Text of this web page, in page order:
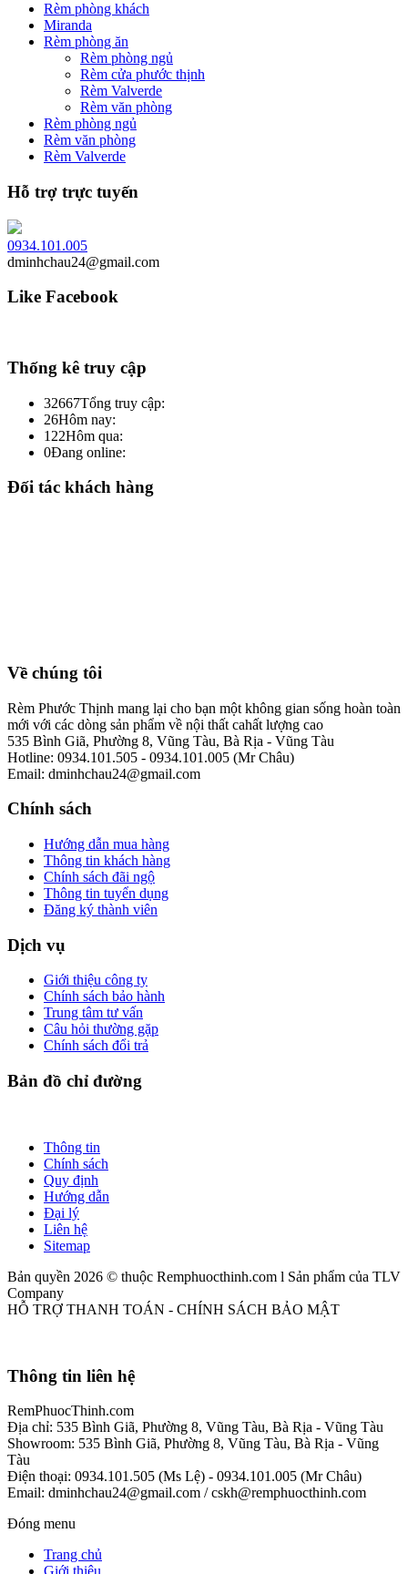
Rèm phòng khách
Miranda
Rèm phòng ăn
Rèm phòng ngủ
Rèm cửa phước thịnh
Rèm Valverde
Rèm văn phòng
Rèm phòng ngủ
Rèm văn phòng
Rèm Valverde
Hỗ trợ trực tuyến
0934.101.005
dminhchau24@gmail.com
Like Facebook
Thống kê truy cập
32667Tổng truy cập:
26Hôm nay:
122Hôm qua:
0Đang online:
Đối tác khách hàng
Về chúng tôi
Rèm Phước Thịnh mang lại cho bạn một không gian sống hoàn toàn
mới với các dòng sản phẩm về nội thất cahất lượng cao
535 Bình Giã, Phường 8, Vũng Tàu, Bà Rịa - Vũng Tàu
Hotline: 0934.101.505 - 0934.101.005 (Mr Châu)
Email: dminhchau24@gmail.com
Chính sách
Hướng dẫn mua hàng
Thông tin khách hàng
Chính sách đãi ngộ
Thông tin tuyển dụng
Đăng ký thành viên
Dịch vụ
Giới thiệu công ty
Chính sách bảo hành
Trung tâm tư vấn
Câu hỏi thường gặp
Chính sách đổi trả
Bản đồ chỉ đường
Thông tin
Chính sách
Quy định
Hướng dẫn
Đại lý
Liên hệ
Sitemap
Bản quyền 2026 © thuộc Remphuocthinh.com l Sản phẩm của TLV
Company
HỖ TRỢ THANH TOÁN - CHÍNH SÁCH BẢO MẬT
Thông tin liên hệ
RemPhuocThinh.com
Địa chỉ: 535 Bình Giã, Phường 8, Vũng Tàu, Bà Rịa - Vũng Tàu
Showroom: 535 Bình Giã, Phường 8, Vũng Tàu, Bà Rịa - Vũng
Tàu
Điện thoại: 0934.101.505 (Ms Lệ) - 0934.101.005 (Mr Châu)
Email: dminhchau24@gmail.com / cskh@remphuocthinh.com
Đóng menu
Trang chủ